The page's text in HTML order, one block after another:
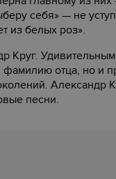
себя» — не
из белых роз».
Круг.
отца, но и
Александр
песни.